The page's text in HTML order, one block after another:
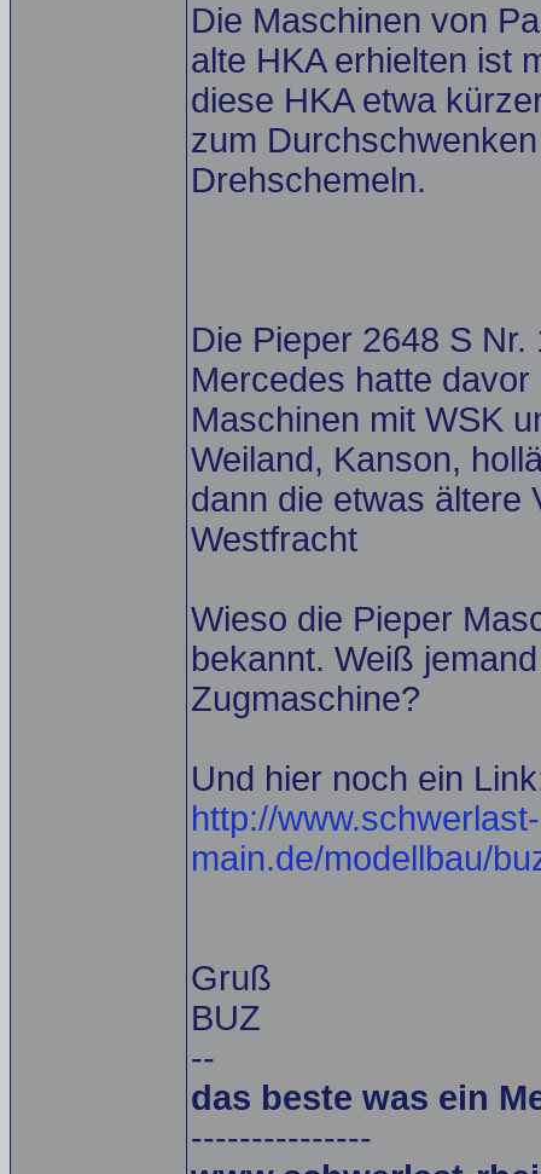
Die Maschinen von
alte HKA erhielten ist
diese HKA etwa
zum
Drehschemeln.
Die Pieper 2648 S
Mercedes hatte
Maschinen mit WSK
Weiland, Kanson,
dann die etwas ältere
Westfracht
Wieso die Pieper
bekannt. Weiß
Zugmaschine?
Und hier noch ein
http://
main.de/modellbau/
Gruß
BUZ
--
das beste was ein
---------------